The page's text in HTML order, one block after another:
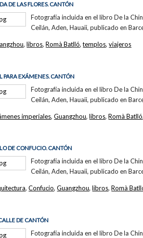
DE LAS FLORES. CANTÓN
Fotografía incluida en el libro De la
Ceilán, Aden, Hauaii, publicado en
,libros,Romà Batlló,templos,viajeros
PARA EXÁMENES. CANTÓN
Fotografía incluida en el libro De la
Ceilán, Aden, Hauaii, publicado en
imperiales,Guangzhou,libros,Romà Batlló
DE CONFUCIO. CANTÓN
Fotografía incluida en el libro De la
Ceilán, Aden, Hauaii, publicado en
,Confucio,Guangzhou,libros,Romà
DE CANTÓN
Fotografía incluida en el libro De la